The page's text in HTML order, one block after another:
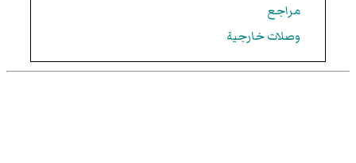
مراجع
وصلات خارجية